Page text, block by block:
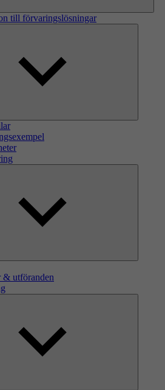
till förvaringslösningar
utföranden